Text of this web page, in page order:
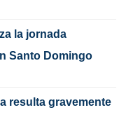
la jornada
Santo Domingo
resulta gravemente